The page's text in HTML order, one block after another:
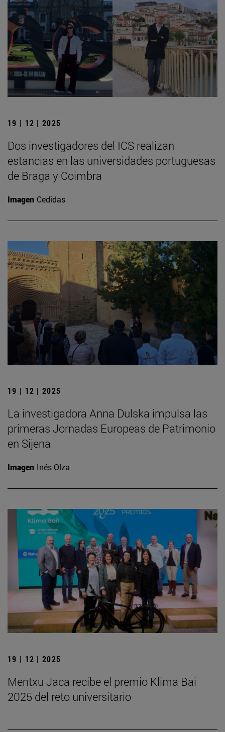
19 | 12 | 2025
Dos investigadores del ICS realizan
estancias en las universidades portuguesas
de Braga y Coimbra
Imagen Cedidas
19 | 12 | 2025
La investigadora Anna Dulska impulsa las
primeras Jornadas Europeas de Patrimonio
en Sijena
Imagen Inés Olza
19 | 12 | 2025
Mentxu Jaca recibe el premio Klima Bai
2025 del reto universitario